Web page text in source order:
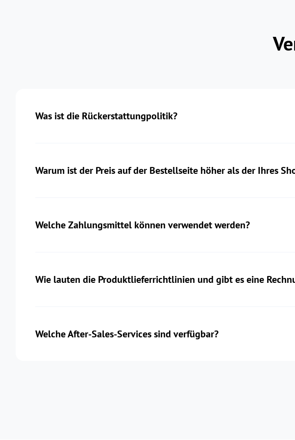
Was ist die Rückerstattungpolitik?
Warum ist der Preis auf der Bestellseite höher als der Ihres
Welche Zahlungsmittel können verwendet werden?
Wie lauten die Produktlieferrichtlinien und gibt es eine
Welche After-Sales-Services sind verfügbar?